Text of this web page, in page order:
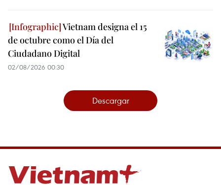
Vietnam designa el 15
de octubre como el Día del
Ciudadano Digital
02/08/2026 00:30
Descargar